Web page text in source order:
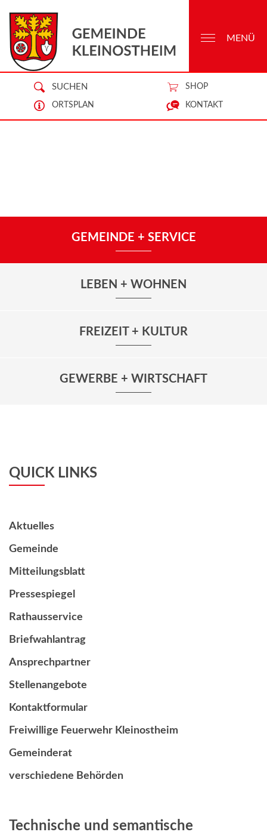
SUCHEN SHOP
ORTSPLAN KONTAKT
MENÜ
GEMEINDE + SERVICE
LEBEN + WOHNEN
FREIZEIT + KULTUR
GEWERBE + WIRTSCHAFT
QUICK LINKS
Aktuelles
Gemeinde
Mitteilungsblatt
Pressespiegel
Rathausservice
Briefwahlantrag
Ansprechpartner
Stellenangebote
Kontaktformular
Freiwillige Feuerwehr Kleinostheim
Gemeinderat
verschiedene Behörden
Technische und semantische